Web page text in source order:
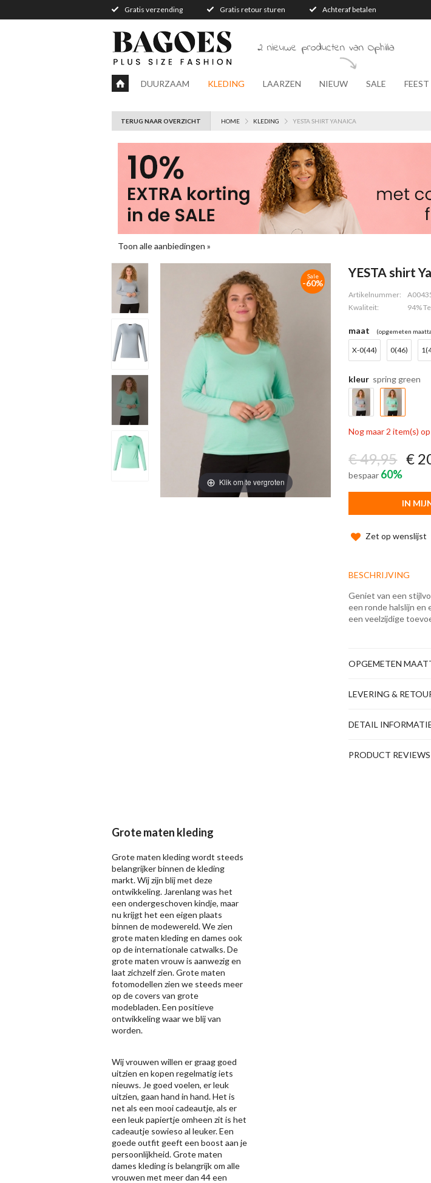
Gratis verzending Gratis retour sturen Achteraf betalen
2 nieuwe producten van Ophilia
DUURZAAM KLEDING LAARZEN NIEUW SALE FEEST
TERUG NAAR OVERZICHT HOME KLEDING YESTA SHIRT YANAICA
Toon alle aanbiedingen »
Klik om te vergroten
Sale
-60%
YESTA shirt
Artikelnummer:
Kwaliteit:
94%
maat (opgemeten
X-0(44) 0(46)
kleur spring green
Nog maar 2 item(s)
€ 49,95 €
bespaar 60%
IN
Zet op wenslijst
BESCHRIJVING
Geniet van een
een ronde halslijn en
een veelzijdige
OPGEMETEN
LEVERING &
DETAIL
PRODUCT REVIEWS
Grote maten kleding
Grote maten kleding wordt steeds
belangrijker binnen de kleding
markt. Wij zijn blij met deze
ontwikkeling. Jarenlang was het
een ondergeschoven kindje, maar
nu krijgt het een eigen plaats
binnen de modewereld. We zien
grote maten kleding en dames ook
op de internationale catwalks. De
grote maten vrouw is aanwezig en
laat zichzelf zien. Grote maten
fotomodellen zien we steeds meer
op de covers van grote
modebladen. Een positieve
ontwikkeling waar we blij van
worden.
Wij vrouwen willen er graag goed
uitzien en kopen regelmatig iets
nieuws. Je goed voelen, er leuk
uitzien, gaan hand in hand. Het is
net als een mooi cadeautje, als er
een leuk papiertje omheen zit is het
cadeautje sowieso al leuker. Een
goede outfit geeft een boost aan je
persoonlijkheid. Grote maten
dames kleding is belangrijk om alle
vrouwen met meer dan 44 een